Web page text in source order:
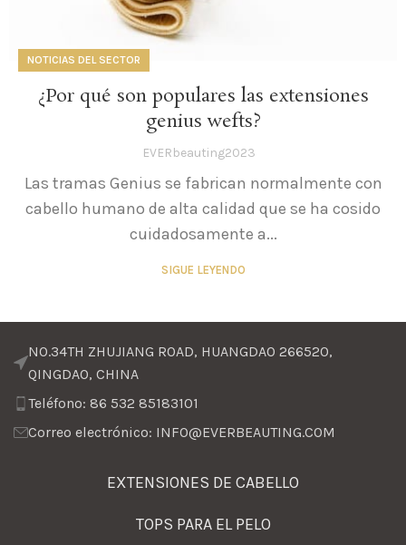
NOTICIAS DEL SECTOR
¿Por qué son populares las extensiones
genius wefts?
EVERbeauting2023
Las tramas Genius se fabrican normalmente con
cabello humano de alta calidad que se ha cosido
cuidadosamente a...
SIGUE LEYENDO
NO.34TH ZHUJIANG ROAD, HUANGDAO 266520,
QINGDAO, CHINA
Teléfono: 86 532 85183101
Correo electrónico: INFO@EVERBEAUTING.COM
EXTENSIONES DE CABELLO
TOPS PARA EL PELO